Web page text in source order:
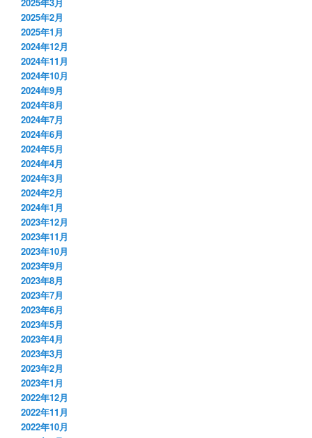
2025年3月
2025年2月
2025年1月
2024年12月
2024年11月
2024年10月
2024年9月
2024年8月
2024年7月
2024年6月
2024年5月
2024年4月
2024年3月
2024年2月
2024年1月
2023年12月
2023年11月
2023年10月
2023年9月
2023年8月
2023年7月
2023年6月
2023年5月
2023年4月
2023年3月
2023年2月
2023年1月
2022年12月
2022年11月
2022年10月